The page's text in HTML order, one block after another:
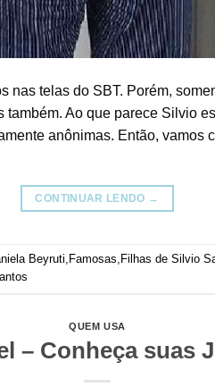
nas telas do SBT. Porém,
Ao que parece Silvio
anônimas. Então, vamos
CONTINUAR LENDO →
Beyruti Famosas Filhas de Silvio
QUEM USA
– Conheça suas